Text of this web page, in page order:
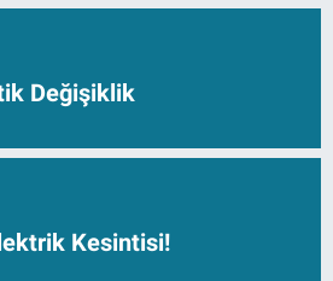
Değişiklik
Kesintisi!